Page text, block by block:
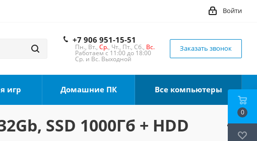
Войти
+7 906 951-15-51
Пн., Вт., Ср., Чт., Пт., Сб., Вс.
Работаем с 11:00 до 18:00
Ср. и Вс. Выходной
Заказать звонок
игр Домашние ПК Все компьютеры
SSD 1000Гб + HDD
0